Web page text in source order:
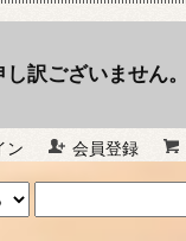
訳ございません。
ン 会員登録